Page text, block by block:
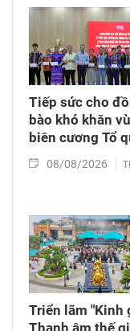
thời tặng quà
công tác lấy
Tiếp sức cho
bào khó khăn
biên cương Tổ
08/08/2026
Triển lãm "Kinh
Thanh âm thế